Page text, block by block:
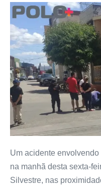
Um acidente
na manhã desta sexta-
Silvestre, nas